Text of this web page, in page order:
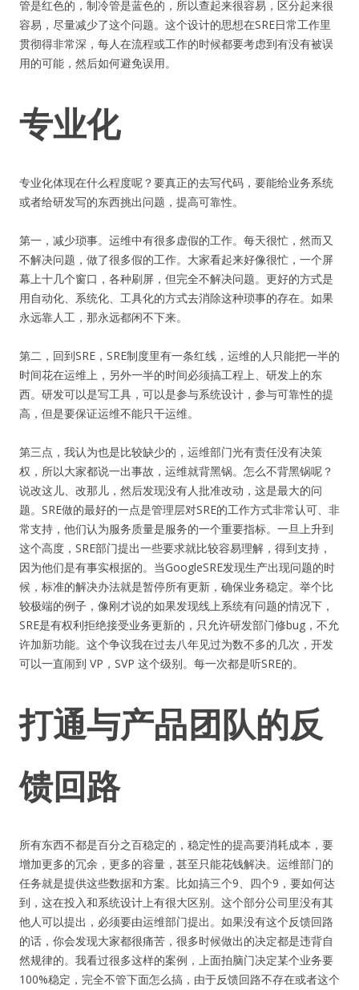
管是红色的，制冷管是蓝色的，所以查起来很容易，区分起来很
容易，尽量减少了这个问题。这个设计的思想在SRE日常工作里
贯彻得非常深，每人在流程或工作的时候都要考虑到有没有被误
用的可能，然后如何避免误用。
专业化
专业化体现在什么程度呢？要真正的去写代码，要能给业务系统
或者给研发写的东西挑出问题，提高可靠性。
第一，减少琐事。运维中有很多虚假的工作。每天很忙，然而又
不解决问题，做了很多假的工作。大家看起来好像很忙，一个屏
幕上十几个窗口，各种刷屏，但完全不解决问题。更好的方式是
用自动化、系统化、工具化的方式去消除这种琐事的存在。如果
永远靠人工，那永远都闲不下来。
第二，回到SRE，SRE制度里有一条红线，运维的人只能把一半的
时间花在运维上，另外一半的时间必须搞工程上、研发上的东
西。研发可以是写工具，可以是参与系统设计，参与可靠性的提
高，但是要保证运维不能只干运维。
第三点，我认为也是比较缺少的，运维部门光有责任没有决策
权，所以大家都说一出事故，运维就背黑锅。怎么不背黑锅呢？
说改这儿、改那儿，然后发现没有人批准改动，这是最大的问
题。SRE做的最好的一点是管理层对SRE的工作方式非常认可、非
常支持，他们认为服务质量是服务的一个重要指标。一旦上升到
这个高度，SRE部门提出一些要求就比较容易理解，得到支持，
因为他们是有事实根据的。当GoogleSRE发现生产出现问题的时
候，标准的解决办法就是暂停所有更新，确保业务稳定。举个比
较极端的例子，像刚才说的如果发现线上系统有问题的情况下，
SRE是有权利拒绝接受业务更新的，只允许研发部门修bug，不允
许加新功能。这个争议我在过去八年见过为数不多的几次，开发
可以一直闹到 VP，SVP 这个级别。每一次都是听SRE的。
打通与产品团队的反
馈回路
所有东西不都是百分之百稳定的，稳定性的提高要消耗成本，要
增加更多的冗余，更多的容量，甚至只能花钱解决。运维部门的
任务就是提供这些数据和方案。比如搞三个9、四个9，要如何达
到，这在投入和系统设计上有很大区别。这个部分公司里没有其
他人可以提出，必须要由运维部门提出。如果没有这个反馈回路
的话，你会发现大家都很痛苦，很多时候做出的决定都是违背自
然规律的。我看过很多这样的案例，上面拍脑门决定某个业务要
100%稳定，完全不管下面怎么搞，由于反馈回路不存在或者这个